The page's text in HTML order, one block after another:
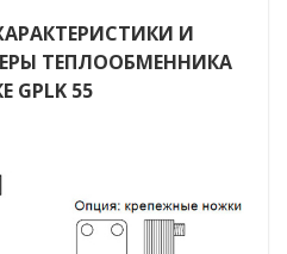
И
ТЕПЛООБМЕННИКА
GPLK 55